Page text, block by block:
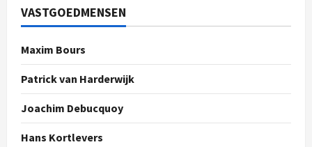
VASTGOEDMENSEN
Maxim Bours
Patrick van Harderwijk
Joachim Debucquoy
Hans Kortlevers